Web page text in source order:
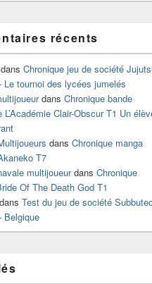
récents
dans Chronique jeu de société
Le tournoi des lycées jumelés
dans Chronique bande
L’Académie Clair-Obscur T1 Un
dans Chronique manga
T7
multijoueurdans Chronique
Of The Death God T1
dans Test du jeu de société
Belgique